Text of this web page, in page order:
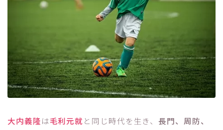
大内義隆は毛利元就 と同じ時代を生き、 長門、周防、